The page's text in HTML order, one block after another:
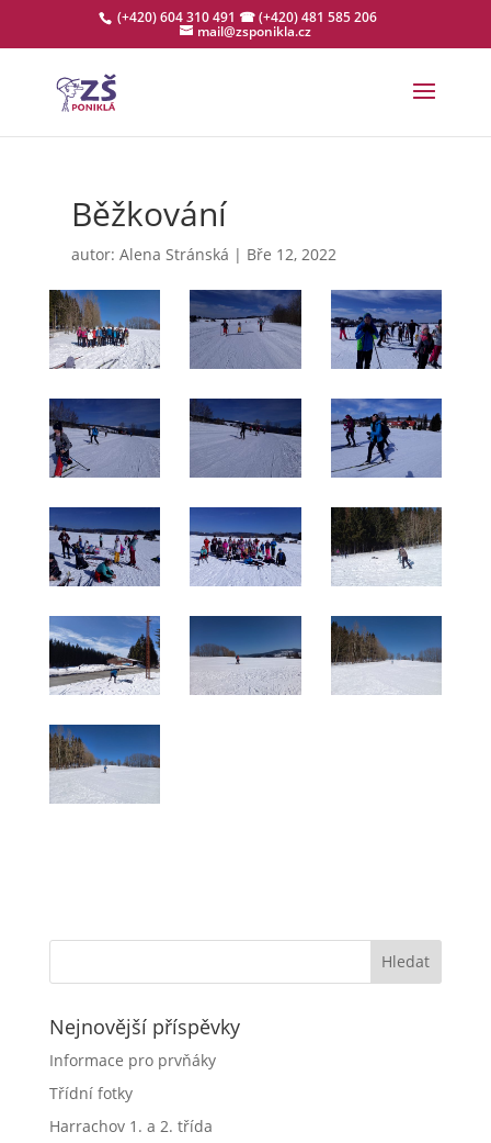
(+420) 604 310 491 ☎ (+420) 481 585 206
mail@zsponikla.cz
Běžkování
autor: Alena Stránská | Bře 12, 2022
Nejnovější příspěvky
Informace pro prvňáky
Třídní fotky
Harrachov 1. a 2. třída